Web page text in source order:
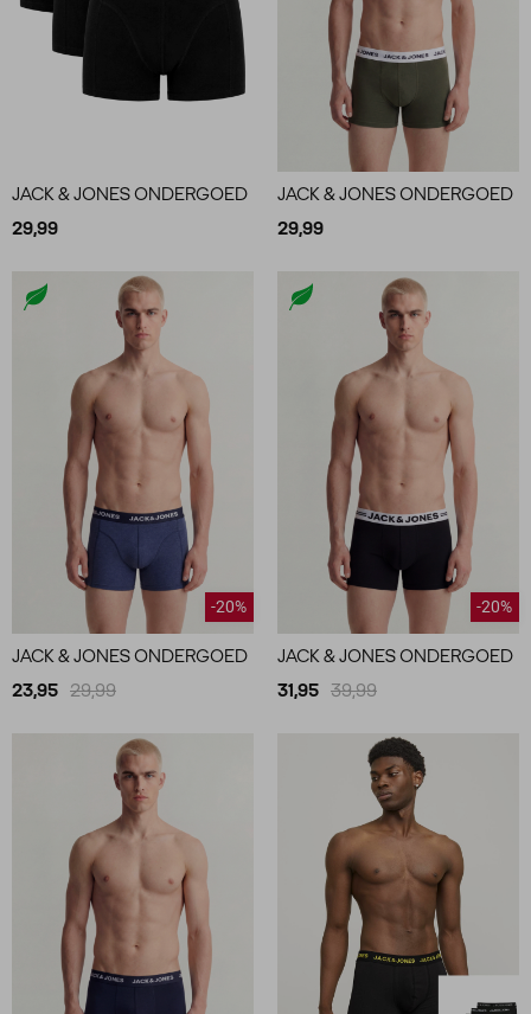
JACK & JONES ONDERGOED
29,99
JACK & JONES ONDERGOED
29,99
-20%
JACK & JONES ONDERGOED
23,95 29,99
-20%
JACK & JONES ONDERGOED
31,95 39,99